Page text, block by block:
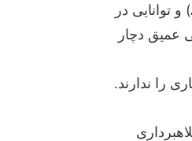
نگارش یافته‌ها و بحث در فصول چهارم و پنجم نیازمند رعایت استانداردهای علمی (مثلاً APA) و توانایی در
عمیق دچار
را ندارند.